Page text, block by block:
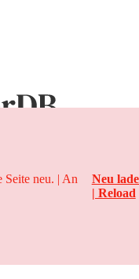
Seite neu. | An
Neu
| Reload